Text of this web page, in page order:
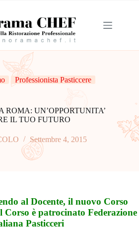
Professionista Pasticcere
ROMA: UN’OPPORTUNITA’
IL TUO FUTURO
Settembre 4, 2015
al Docente, il nuovo Corso
è patrocinato Federazione
Pasticceri